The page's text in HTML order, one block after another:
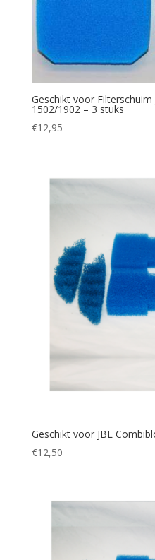
Geschikt voor
1502/1902 – 3 stuks
€12,95
Geschikt voor JBL
€12,50